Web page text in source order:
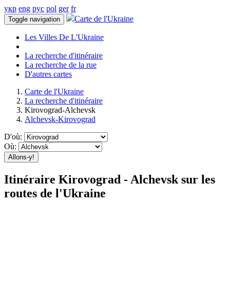
укр eng рус pol ger fr
Toggle navigation Carte de l'Ukraine
Les Villes De L'Ukraine
La recherche d'itinéraire
La recherche de la rue
D'autres cartes
Carte de l'Ukraine
La recherche d'itinéraire
Kirovograd-Alchevsk
Alchevsk-Kirovograd
D'où:
Où:
Allons-y!
Itinéraire Kirovograd - Alchevsk sur les
routes de l'Ukraine